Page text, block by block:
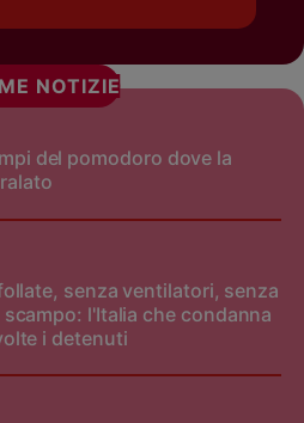
NOTIZIE
del pomodoro dove la
senza ventilatori, senza
l'Italia che condanna
i detenuti